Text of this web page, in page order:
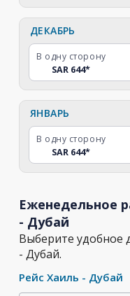
ДЕКАБРЬ
В одну сторону
SAR 644*
ЯНВАРЬ
В одну сторону
SAR 644*
Еженедельное
- Дубай
Выберите удобное
- Дубай.
Рейс Хаиль - Дубай